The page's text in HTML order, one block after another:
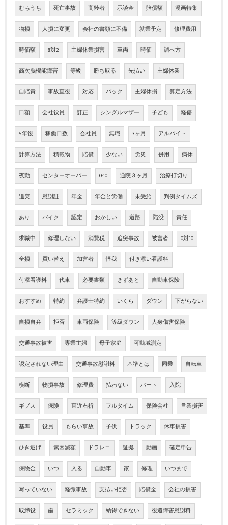
むちうち 死亡事故 高齢者 示談金 賠償額 漫画特集
物損 人損に変更 会社の書類に不備 就業予定 修理費用
時価額 8対2 主婦休業損害 車両 時価 調べ方
高次脳機能障害 等級 勝ち取る 先払い 主婦休業
自賠責 事故直後 対応 バック 主婦休損 算定方法
日額 会社役員 訂正 シングルマザー 子ども 軽傷
5年後 稼働日数 会社員 無職 3ヶ月 アルバイト
計算方法 積載物 賠償 少ない 労災 併用 病休
夜勤 センターオーバー 0:10 通院３ヶ月 治療打切り
追突 慰謝証 年金 年金と労働 未受給 判例タイムズ
あり バイク 認定 おかしい 道路 陥没 責任
求職中 修理しない 消費税 追突事故 被害者 0対10
全損 買い替え 加害者 怪我 付き添い看護料
付添看護料 代車 必要書類 きずあと 自動車保険
おすすめ 特約 弁護士特約 いくら ダウン 下がらない
自損自弁 拒否 車両保険 等級ダウン 人身傷害保険
交通事故被害 専業主婦 母子家庭 可動域測定
認定されない理由 交通事故慰謝料 基準とは 同乗 自転車
横断 物損事故 修理費 払わない パート 入院
ギブス 保険 直近右折 フルタイム 保険会社 営業損害
基準 役員 もらい事故 子供 トラック 休車損害
ひき逃げ 素因減額 ドラレコ 証拠 動画 確定申告
保険金 いつ 入る 自動車 家 修理 いつまで
写っていない 軽微事故 支払い拒否 賠償金 会社の損害
取締役 歯 セラミック 納得できない 後遺障害慰謝料